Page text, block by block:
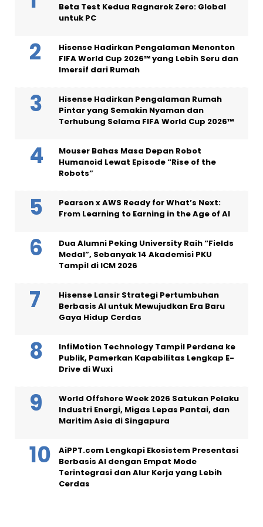
Beta Test Kedua Ragnarok Zero: Global
untuk PC
Hisense Hadirkan Pengalaman Menonton
FIFA World Cup 2026™ yang Lebih Seru dan
Imersif dari Rumah
Hisense Hadirkan Pengalaman Rumah
Pintar yang Semakin Nyaman dan
Terhubung Selama FIFA World Cup 2026™
Mouser Bahas Masa Depan Robot
Humanoid Lewat Episode “Rise of the
Robots”
Pearson x AWS Ready for What’s Next:
From Learning to Earning in the Age of AI
Dua Alumni Peking University Raih “Fields
Medal”, Sebanyak 14 Akademisi PKU
Tampil di ICM 2026
Hisense Lansir Strategi Pertumbuhan
Berbasis AI untuk Mewujudkan Era Baru
Gaya Hidup Cerdas
InfiMotion Technology Tampil Perdana ke
Publik, Pamerkan Kapabilitas Lengkap E-
Drive di Wuxi
World Offshore Week 2026 Satukan Pelaku
Industri Energi, Migas Lepas Pantai, dan
Maritim Asia di Singapura
AiPPT.com Lengkapi Ekosistem Presentasi
Berbasis AI dengan Empat Mode
Terintegrasi dan Alur Kerja yang Lebih
Cerdas